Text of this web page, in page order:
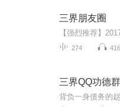
三界朋友圈
274
三界QQ功德群